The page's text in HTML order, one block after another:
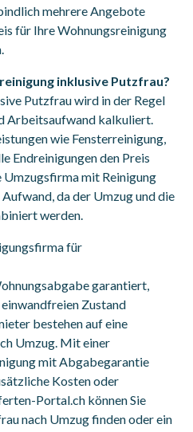
mehrere Angebote
für Ihre Wohnungsreinigung
inklusive Putzfrau?
Putzfrau wird in der Regel
Arbeitsaufwand kalkuliert.
wie Fensterreinigung,
Endreinigungen den Preis
Umzugsfirma mit Reinigung
da der Umzug und die
werden.
für
garantiert,
Zustand
bestehen auf eine
Umzug. Mit einer
mit Abgabegarantie
Kosten oder
Portal.ch können Sie
nach Umzug finden oder ein